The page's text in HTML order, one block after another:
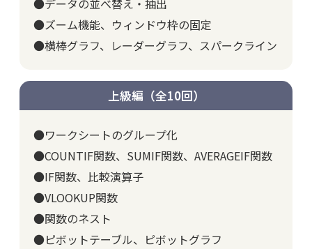
●データの並べ替え・抽出
●ズーム機能、ウィンドウ枠の固定
●横棒グラフ、レーダーグラフ、スパークライン
上級編（全10回）
●ワークシートのグループ化
●COUNTIF関数、SUMIF関数、AVERAGEIF関数
●IF関数、比較演算子
●VLOOKUP関数
●関数のネスト
●ピボットテーブル、ピボットグラフ